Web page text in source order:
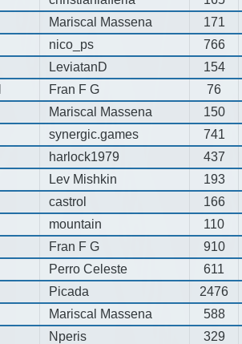
Mariscal Massena 171
nico_ps 766
LeviatanD 154
Fran F G 76
Mariscal Massena 150
synergic.games 741
harlock1979 437
Lev Mishkin 193
castrol 166
mountain 110
Fran F G 910
Perro Celeste 611
Picada 2476
Mariscal Massena 588
Nperis 329